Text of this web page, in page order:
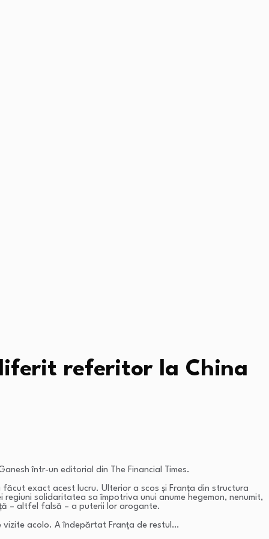
referitor la China
într-un editorial din The Financial Times.
făcut exact acest lucru. Ulterior a scos și Franța din structura
solidaritatea sa împotriva unui anume hegemon, nenumit,
– altfel falsă – a puterii lor arogante.
vizite acolo. A îndepărtat Franța de restul…